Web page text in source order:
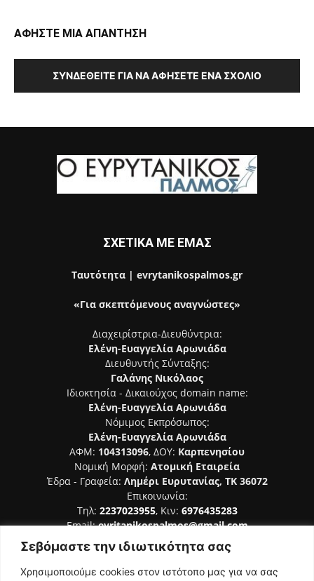
Σεβόμαστε την ιδιωτικότητα σας
Χρησιμοποιούμε cookies στον ιστότοπο μας για να σας
ΑΦΗΣΤΕ ΜΙΑ ΑΠΑΝΤΗΣΗ
ΣΥΝΔΕΘΕΊΤΕ ΓΙΑ ΝΑ ΑΦΉΣΕΤΕ ΈΝΑ ΣΧΌΛΙΟ
ΣΧΕΤΙΚΑ ΜΕ ΕΜΑΣ
Ταυτότητα | evrytanikospalmos.gr
«Για σκεπτόμενους αναγνώστες»
Διαχειρίστρια-Διευθύντρια:
Ελένη-Ευαγγελία Αρωνιάδα
Διευθυντής Σύνταξης:
Γαλάνης Νικόλαος
Ιδιοκτησία - Δικαιούχος domain name:
Ελένη-Ευαγγελία Αρωνιάδα
Νόμιμος Εκπρόσωπος:
Ελένη-Ευαγγελία Αρωνιάδα
ΑΦΜ: 104313096, ΔΟΥ: Καρπενησίου
Νομική Μορφή: Ατομική Εταιρεία
Έδρα - Γραφεία: Λημέρι Ευρυτανίας, ΤΚ 36072
Επικοινωνία:
Τηλ: 2237023955, Κιν: 6976435283
Email:evritanikospalmos@gmail.com
Αριθμός Πιστοποίησης Μ.Η.Τ. 242044